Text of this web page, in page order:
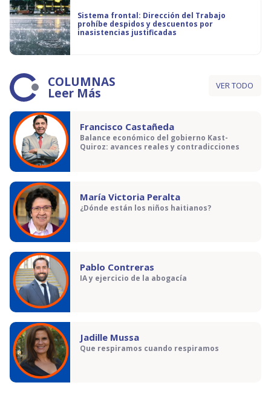
Sistema frontal: Dirección del Trabajo
prohíbe despidos y descuentos por
inasistencias justificadas
COLUMNAS
Leer Más VER TODO
Francisco Castañeda
Balance económico del gobierno Kast-
Quiroz: avances reales y contradicciones
María Victoria Peralta
¿Dónde están los niños haitianos?
Pablo Contreras
IA y ejercicio de la abogacía
Jadille Mussa
Que respiramos cuando respiramos